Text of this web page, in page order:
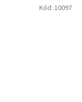
Kód: 10097